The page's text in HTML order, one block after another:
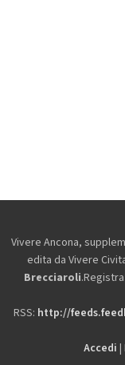
Vivere Ancona,
edita da Vivere
Brecciaroli
RSS: http://
Accedi |